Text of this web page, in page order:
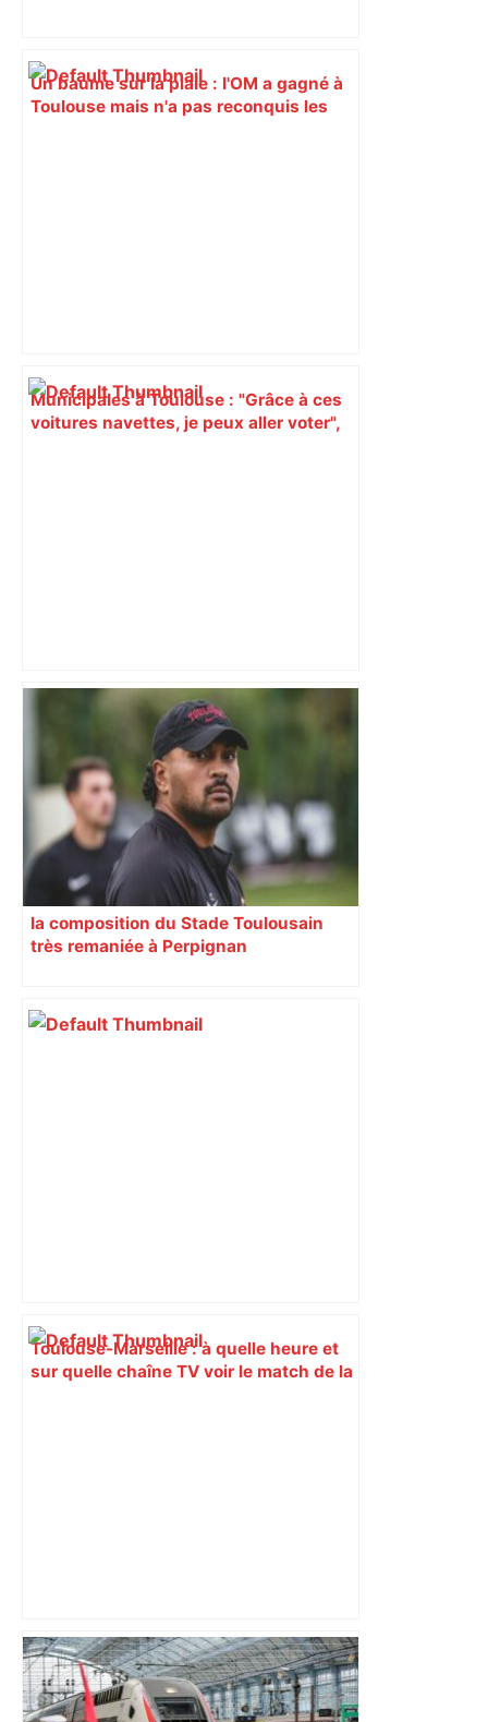
Un baume sur la plaie : l'OM a gagné à
Toulouse mais n'a pas reconquis les
Municipales à Toulouse : "Grâce à ces
voitures navettes, je peux aller voter",
Toulouse : le viaduc de la ligne C du
métro achevé – Le Moniteur
la composition du Stade Toulousain
très remaniée à Perpignan
Toulouse-Marseille : à quelle heure et
sur quelle chaîne TV voir le match de la
Un adolescent de 17 ans blessé
grièvement après un accident entre
une voiture et deux trottinettes au nord